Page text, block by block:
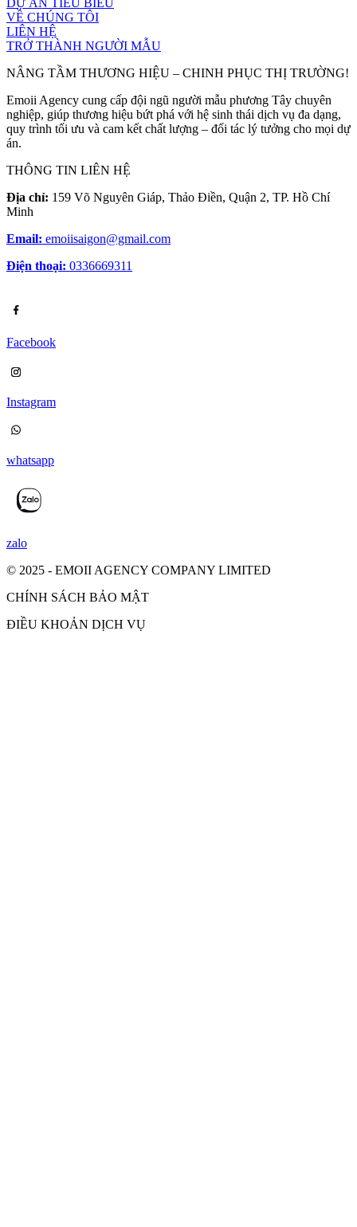
DỰ ÁN TIÊU BIỂU
VỀ CHÚNG TÔI
LIÊN HỆ
TRỞ THÀNH NGƯỜI MẪU
NÂNG TẦM THƯƠNG HIỆU – CHINH PHỤC THỊ TRƯỜNG!
Emoii Agency cung cấp đội ngũ người mẫu phương Tây chuyên
nghiệp, giúp thương hiệu bứt phá với hệ sinh thái dịch vụ đa dạng,
quy trình tối ưu và cam kết chất lượng – đối tác lý tưởng cho mọi dự
án.
THÔNG TIN LIÊN HỆ
Địa chỉ: 159 Võ Nguyên Giáp, Thảo Điền, Quận 2, TP. Hồ Chí
Minh
Email: emoiisaigon@gmail.com
Điện thoại: 0336669311
Facebook
Instagram
whatsapp
zalo
© 2025 - EMOII AGENCY COMPANY LIMITED
CHÍNH SÁCH BẢO MẬT
ĐIỀU KHOẢN DỊCH VỤ